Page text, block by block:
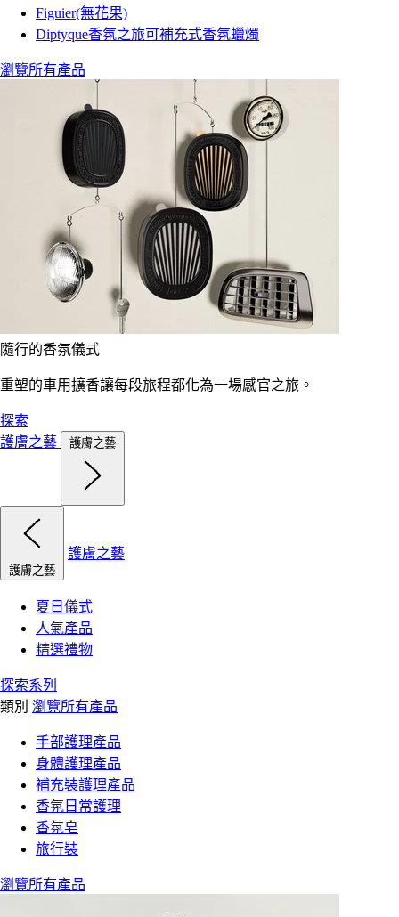
Figuier(無花果)
Diptyque香氛之旅可補充式香氛蠟燭
瀏覽所有產品
隨行的香氛儀式
重塑的車用擴香讓每段旅程都化為一場感官之旅。
探索
護膚之藝
護膚之藝
護膚之藝
護膚之藝
夏日儀式
人氣產品
精選禮物
探索系列
類別 瀏覽所有產品
手部護理產品
身體護理產品
補充裝護理產品
香氛日常護理
香氛皂
旅行裝
瀏覽所有產品